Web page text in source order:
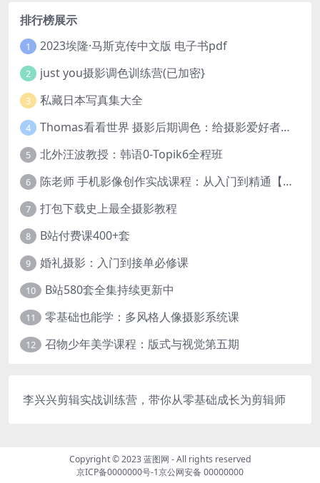
排行榜展示
1 2023埃隆·马斯克传中文版 电子书pdf
2 just you摄影调色训练营(已加密}
3 私藏日本写真集大全
4 Thomas看看世界 摄影后期调色：给摄影爱好者的色彩课 网盘下载
5 北外汪波教授：韩语0-Topik6全程班
6 陈老师 手机影像创作实战课程：从入门到精通【完结】
7 打包下载史上最全摄影教程
8 B站付费课400+套
9 婚礼摄影：入门到接单必修课
10 B站580套全集持续更新中
11 零基础也能学：多风格人像摄影系统课
12 召物少年美学课程：版式与视觉第五期
李兴兴剪辑实战训练营，带你从零基础成长为剪辑师
Copyright © 2023蓝图网 - All rights reserved
京ICP备0000000号-1京公网安备 00000000